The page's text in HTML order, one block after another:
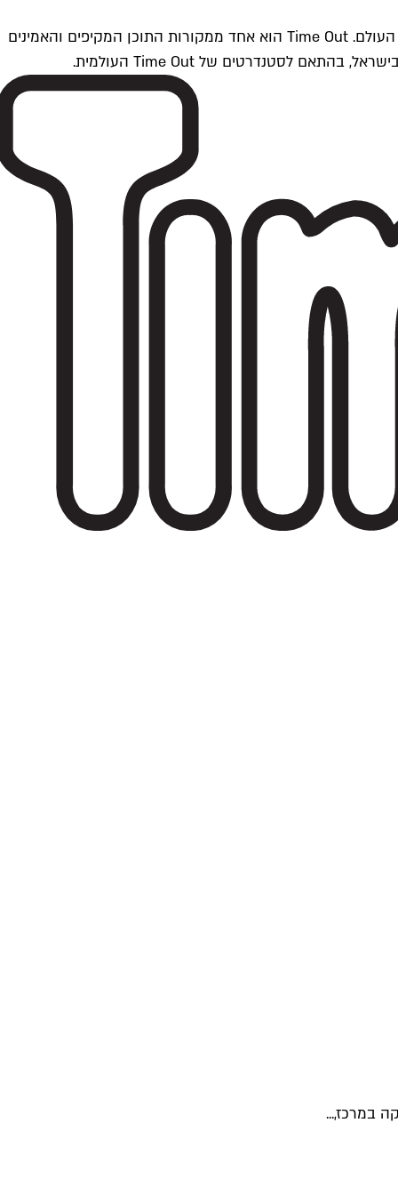
Time Outתל אביב הוא חלק מרשת Time Out Global — רשת מדיה בינלאומית הפועלת ב-360 ערים מרכזיות וב-60 מדינות ברחבי העולם. Time Out הוא אחד ממקורות התוכן המקיפים והאמינים